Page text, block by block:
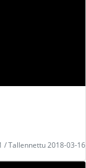
/ Tallennettu 2018-03-16